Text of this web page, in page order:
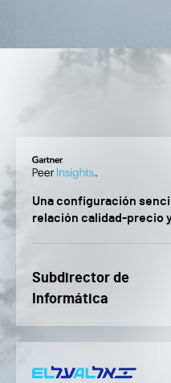
Una configuración
relación calidad-precio
Subdirector de
Informática